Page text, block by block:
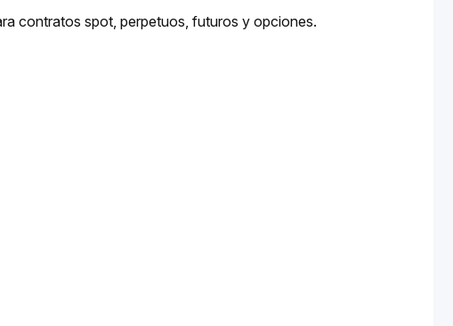
contratos spot, perpetuos, futuros y opciones.